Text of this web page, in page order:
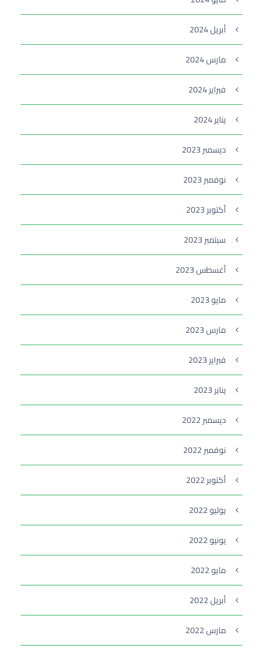
أبريل 2024
مارس 2024
فبراير 2024
يناير 2024
ديسمبر 2023
نوفمبر 2023
أكتوبر 2023
سبتمبر 2023
أغسطس 2023
مايو 2023
مارس 2023
فبراير 2023
يناير 2023
ديسمبر 2022
نوفمبر 2022
أكتوبر 2022
يوليو 2022
يونيو 2022
مايو 2022
أبريل 2022
مارس 2022